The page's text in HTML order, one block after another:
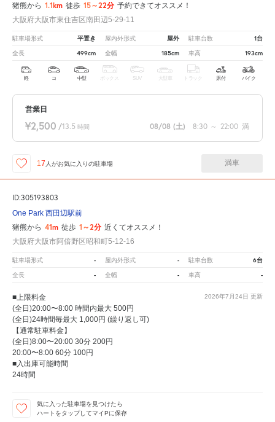
猪熊から 1.1km 徒歩 15～22分 予約できてオススメ！
大阪府大阪市東住吉区南田辺5-29-11
駐車場形式 平置き 屋内外形式 屋外 駐車台数 1台
全長 499cm 全幅 185cm 車高 193cm
軽 コ 中型 ボックス SUV 大型車 トラック 原付 バイク
営業日
¥2,500 /13.5 時間 08/08 (土) 8:30 ～ 22:00 満
17 人がお気に入りの駐車場 満車
ID:305193803
One Park 西田辺駅前
猪熊から 41m 徒歩 1～2分 近くてオススメ！
大阪府大阪市阿倍野区昭和町5-12-16
駐車場形式 - 屋内外形式 - 駐車台数 6台
全長 - 全幅 - 車高 -
2026年7月24日 更新
■上限料金
(全日)20:00〜8:00 時間内最大 500円
(全日)24時間毎最大 1,000円 (繰り返し可)
【通常駐車料金】
(全日)8:00〜20:00 30分 200円
20:00〜8:00 60分 100円
■入出庫可能時間
24時間
気に入った駐車場を見つけたら
ハートをタップしてマイPに保存